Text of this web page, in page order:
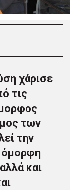
χάρισε
τις
των
την
όμορφη
και